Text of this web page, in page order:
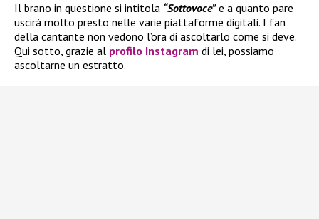
Il brano in questione si intitola “Sottovoce”e a quanto pare
uscirà molto presto nelle varie piattaforme digitali. I fan
della cantante non vedono l’ora di ascoltarlo come si deve.
Qui sotto, grazie al profilo Instagram di lei, possiamo
ascoltarne un estratto.